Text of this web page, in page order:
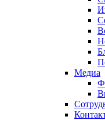
Медиа